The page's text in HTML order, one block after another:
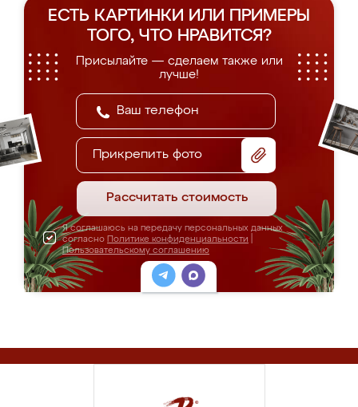
ЕСТЬ КАРТИНКИ ИЛИ ПРИМЕРЫ
ТОГО, ЧТО НРАВИТСЯ?
Присылайте — сделаем также или
лучше!
Прикрепить фото
Рассчитать стоимость
Я соглашаюсь на передачу персональных данных
согласно Политике конфиденциальности
Пользовательскому соглашению